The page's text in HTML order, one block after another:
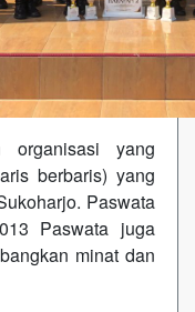
organisasi yang
berbaris) yang
Paswata
Paswata juga
minat dan